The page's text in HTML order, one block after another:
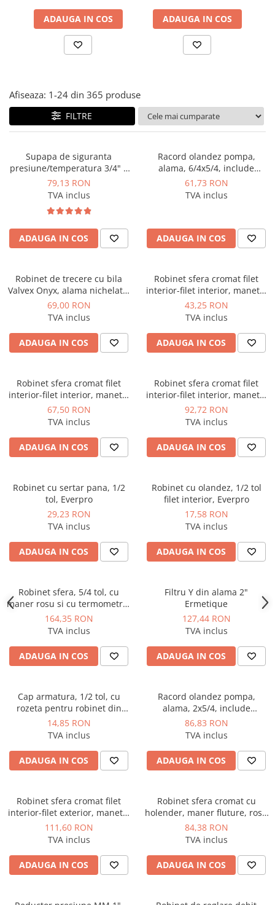
Detectoare si regulatoare de gaz si
Producere apa calda menajera
Instant apa calda pe gaz / GPL
Panouri solare si fotovoltaice
Panouri solare cu tuburi vidate
Pachete complete panouri solare
Echipamente pentru panouri
Panouri solare fotovoltaice
Ventilatie si climatizare
Perdele de aer
Ventiloconvectoare si sisteme VRF
incalzire
Unitati motocondensante
Sisteme evaporative de climatizare
Ventilatoare pentru baie
Ventilatoare pentru tubulatura
Filtrare si odorizare aer
Accesorii echipamente de
ventilatie si climatizare
Instalatii de apa si canalizare
Alimentare cu apa
Canalizare interioara
Canalizare pluviala
Distributie apa
Instalatii de gaz
Tevi PEHD gaz
Vane de gaz si robineti
Aparate sudura si dispozitive gaz
Izolatii tehnice
Izolatii pentru sisteme solare
Polistiren expandat
Automatizari si elemente de
automatizare
Automatizari panouri solare
ADAUGA IN COS ADAUGA IN COS
Afiseaza: 1-24 din 365 produse
FILTRE
Supapa de siguranta
presiune/temperatura 3/4" 6
bar 90 grade C
79,13 RON
TVA inclus
ADAUGA IN COS
Racord olandez pompa,
alama, 6/4x5/4, include
Garnitura, Regulus
61,73 RON
TVA inclus
ADAUGA IN COS
Robinet de trecere cu bila
Valvex Onyx, alama nichelata,
cu racord olandez, 1 tol,
PN40, maner fluture
69,00 RON
TVA inclus
ADAUGA IN COS
Robinet sfera cromat filet
interior-filet interior, maneta,
rosu 3/4, Giacomini
43,25 RON
TVA inclus
ADAUGA IN COS
Robinet sfera cromat filet
interior-filet interior, maneta,
rosu 1, Giacomini
67,50 RON
TVA inclus
ADAUGA IN COS
Robinet sfera cromat filet
interior-filet interior, maneta,
rosu 1"1/4, Giacomini
92,72 RON
TVA inclus
ADAUGA IN COS
Robinet cu sertar pana, 1/2
tol, Everpro
29,23 RON
TVA inclus
ADAUGA IN COS
Robinet cu olandez, 1/2 tol
filet interior, Everpro
17,58 RON
TVA inclus
ADAUGA IN COS
Robinet sfera, 5/4 tol, cu
maner rosu si cu termometru,
Herz
164,35 RON
TVA inclus
ADAUGA IN COS
Filtru Y din alama 2"
Ermetique
127,44 RON
TVA inclus
ADAUGA IN COS
Cap armatura, 1/2 tol, cu
rozeta pentru robinet din
fonta, Everpro
14,85 RON
TVA inclus
ADAUGA IN COS
Racord olandez pompa,
alama, 2x5/4, include
Garnitura, Regulus
86,83 RON
TVA inclus
ADAUGA IN COS
Robinet sfera cromat filet
interior-filet exterior, maneta,
rosu 1 1/4 tol Giacomini
111,60 RON
TVA inclus
ADAUGA IN COS
Robinet sfera cromat cu
holender, maner fluture, rosu
1"x1" Giacomini
84,38 RON
TVA inclus
ADAUGA IN COS